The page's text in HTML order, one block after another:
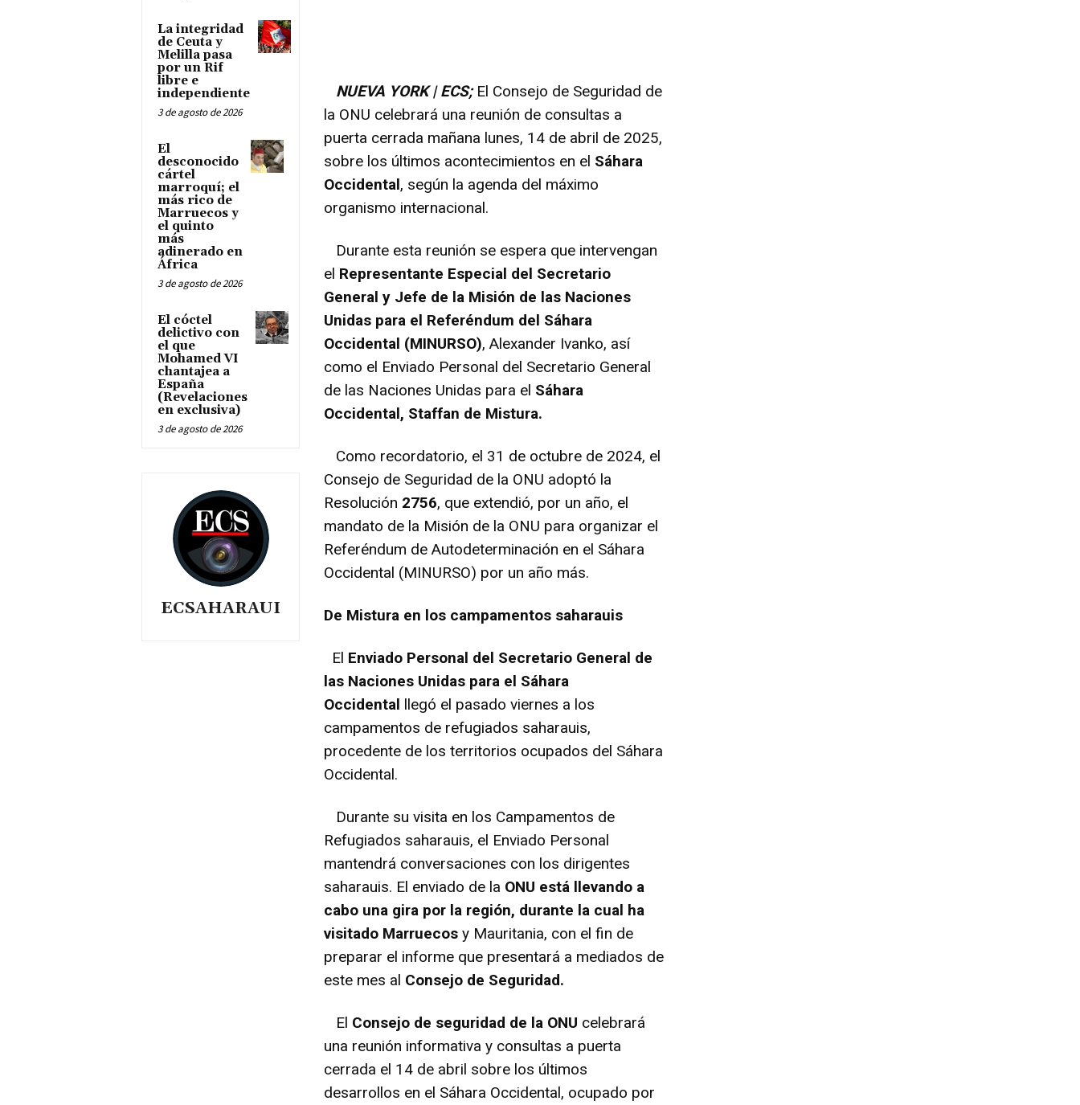
La integridad
de Ceuta y
Melilla pasa
por un Rif
libre e
independiente
3 de agosto de 2026
El
desconocido
cártel
marroquí; el
más rico de
Marruecos y
el quinto
más
adinerado en
África
3 de agosto de 2026
El cóctel
delictivo con
el que
Mohamed VI
chantajea a
España
(Revelaciones
en exclusiva)
3 de agosto de 2026
ECSAHARAUI
NUEVA YORK | ECS;El Consejo de Seguridad de
la ONU celebrará una reunión de consultas a
puerta cerrada mañana lunes, 14 de abril de 2025,
sobre los últimos acontecimientos en el Sáhara
Occidental, según la agenda del máximo
organismo internacional.
Durante esta reunión se espera que intervengan
el Representante Especial del Secretario
General y Jefe de la Misión de las Naciones
Unidas para el Referéndum del Sáhara
Occidental (MINURSO), Alexander Ivanko, así
como el Enviado Personal del Secretario General
de las Naciones Unidas para el Sáhara
Occidental, Staffan de Mistura.
Como recordatorio, el 31 de octubre de 2024, el
Consejo de Seguridad de la ONU adoptó la
Resolución 2756, que extendió, por un año, el
mandato de la Misión de la ONU para organizar el
Referéndum de Autodeterminación en el Sáhara
Occidental (MINURSO) por un año más.
De Mistura en los campamentos saharauis
El Enviado Personal del Secretario General de
las Naciones Unidas para el Sáhara
Occidental llegó el pasado viernes a los
campamentos de refugiados saharauis,
procedente de los territorios ocupados del Sáhara
Occidental.
Durante su visita en los Campamentos de
Refugiados saharauis, el Enviado Personal
mantendrá conversaciones con los dirigentes
saharauis. El enviado de la ONU está llevando a
cabo una gira por la región, durante la cual ha
visitado Marruecosy Mauritania, con el fin de
preparar el informe que presentará a mediados de
este mes al Consejo de Seguridad.
El Consejo de seguridad de la ONU celebrará
una reunión informativa y consultas a puerta
cerrada el 14 de abril sobre los últimos
desarrollos en el Sáhara Occidental, ocupado por